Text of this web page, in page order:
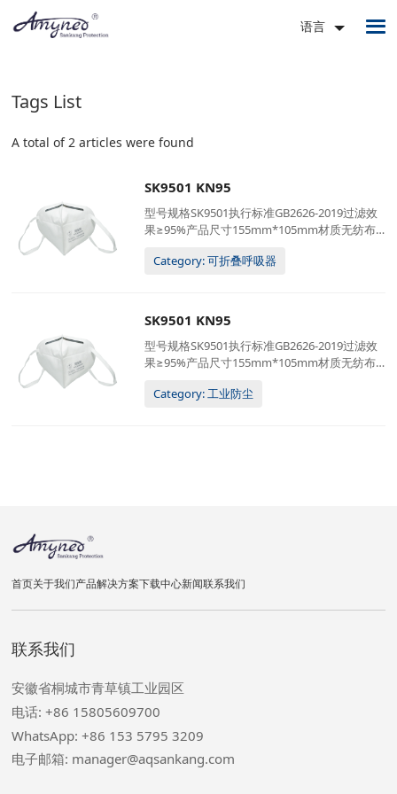
语言
Tags List
A total of 2 articles were found
SK9501 KN95
型号规格SK9501执行标准GB2626-2019过滤效
果≥95%产品尺寸155mm*105mm材质无纺布 +
受 (logo / 包装)包装20只/盒;50盒/箱57*28*67
Category: 可折叠呼吸器
SK9501 KN95
型号规格SK9501执行标准GB2626-2019过滤效
果≥95%产品尺寸155mm*105mm材质无纺布 +
受 (logo / 包装)包装20只/盒;50盒/箱57*28*67
Category: 工业防尘
首页关于我们产品解决方案下载中心新闻联系我们
联系我们
安徽省桐城市青草镇工业园区
电话: +86 15805609700
WhatsApp: +86 153 5795 3209
电子邮箱: manager@aqsankang.com